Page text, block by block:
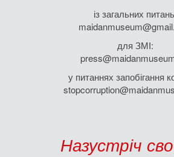
із загальних
для ЗМІ:
у питаннях запобігання
Назустріч